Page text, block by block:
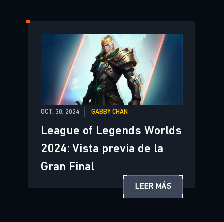
OCT. 30, 2024 GABBY CHAN
League of Legends Worlds
2024: Vista previa de la
Gran Final
LEER MÁS